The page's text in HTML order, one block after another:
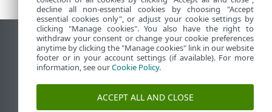
Afficher le site pour ordinateur de bureau
End of Life
Base de connaissances ESET
ESET Status Portal
decline all non-essential cookies by choosing "Accept
essential cookies only", or adjust your cookie settings by
clicking "Manage cookies". You also have the right to
withdraw your consent or change your cookie preferences
anytime by clicking the "Manage cookies" link in our website
footer or in your account settings (if available). For more
information, see ourCookie Policy.
ACCEPT ALL AND CLOSE